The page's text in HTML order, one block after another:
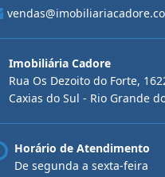
Imobiliária Cadore
Rua Os Dezoito do Forte,
Caxias do Sul - Rio Grande
Horário de Atendimento
De segunda a sexta-feira